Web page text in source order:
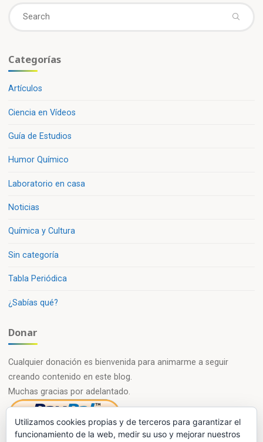
Categorías
Artículos
Ciencia en Vídeos
Guía de Estudios
Humor Químico
Laboratorio en casa
Noticias
Química y Cultura
Sin categoría
Tabla Periódica
¿Sabías qué?
Donar
Cualquier donación es bienvenida para animarme a seguir
creando contenido en este blog.
Muchas gracias por adelantado.
Utilizamos cookies propias y de terceros para garantizar el
funcionamiento de la web, medir su uso y mejorar nuestros